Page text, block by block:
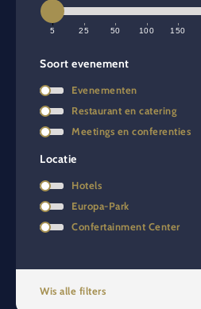
5 25 50 100 150
Soort evenement
Evenementen
Restaurant en catering
Meetings en conferenties
Locatie
Hotels
Europa-Park
Confertainment Center
Wis alle filters